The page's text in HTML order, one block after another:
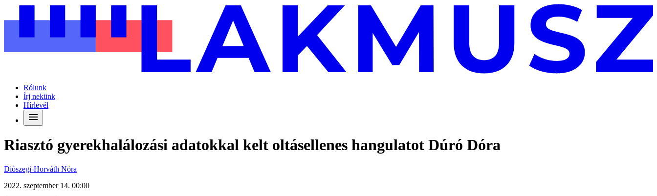
Rólunk
Írj nekünk
Hírlevél
Riasztó gyerekhalálozási adatokkal kelt oltásellenes hangulatot Dúró Dóra
Diószegi-Horváth Nóra
2022. szeptember 14. 00:00